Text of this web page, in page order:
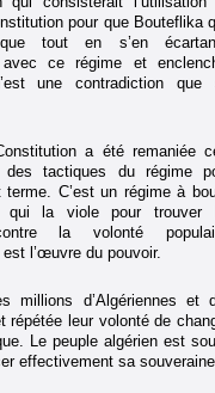
pour que Bouteflika
tout en s’en
avec ce régime et
une contradiction
a été remaniée
tactiques du régime
C’est un régime à
qui la viole pour
la volonté
l’œuvre du pouvoir.
millions d’Algériennes et
répétée leur volonté de
Le peuple algérien est
effectivement sa